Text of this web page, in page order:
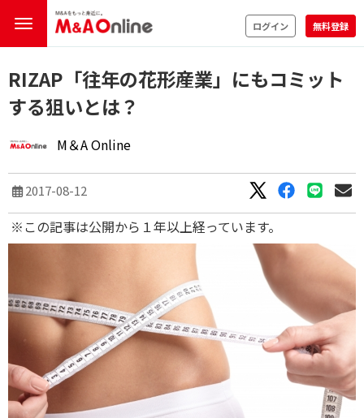
ログイン 無料登録
RIZAP「往年の花形産業」にもコミット
する狙いとは？
M＆A Online
2017-08-12
※この記事は公開から１年以上経っています。